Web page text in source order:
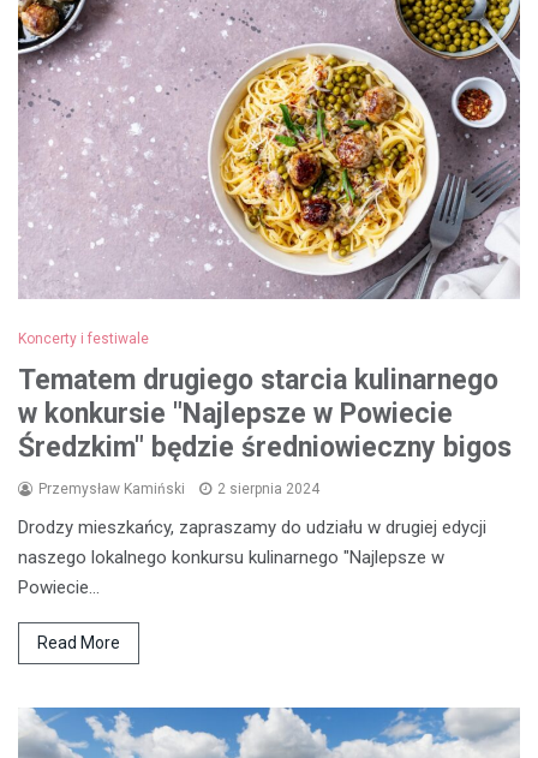
Koncerty i festiwale
Tematem drugiego starcia kulinarnego
w konkursie "Najlepsze w Powiecie
Średzkim" będzie średniowieczny bigos
Przemysław Kamiński 2 sierpnia 2024
Drodzy mieszkańcy, zapraszamy do udziału w drugiej edycji
naszego lokalnego konkursu kulinarnego "Najlepsze w
Powiecie…
Read More